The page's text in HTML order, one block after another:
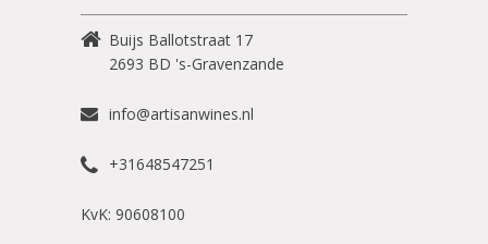
Buijs Ballotstraat 17
2693 BD 's-Gravenzande
info@artisanwines.nl
+31648547251
KvK: 90608100